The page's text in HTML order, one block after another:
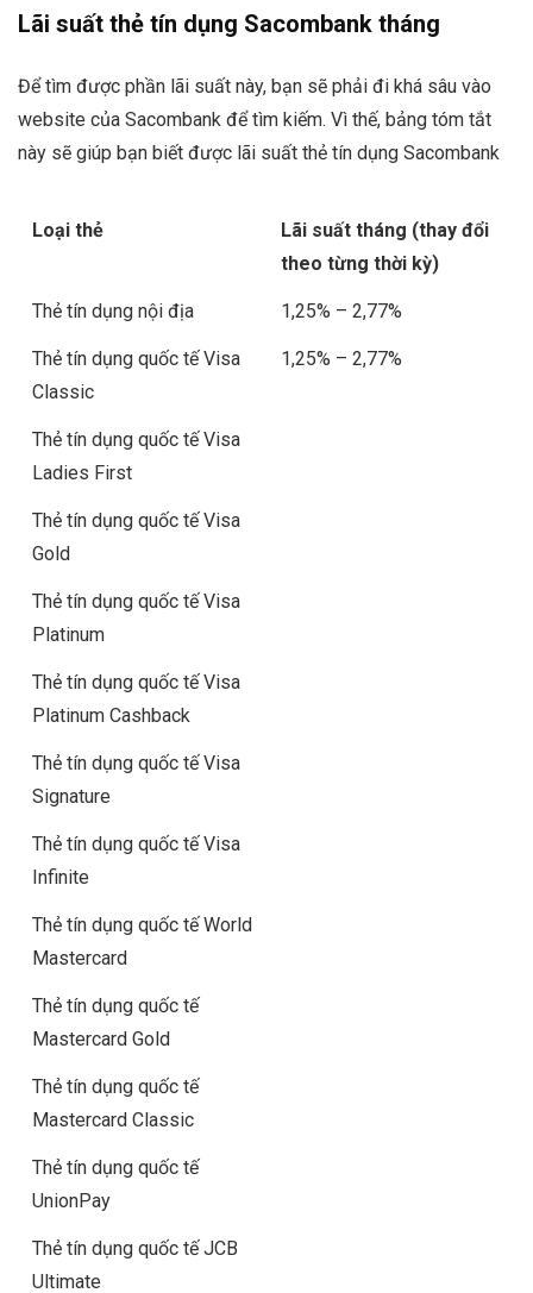
Lãi suất thẻ tín dụng Sacombank tháng
Để tìm được phần lãi suất này, bạn sẽ phải đi khá sâu vào
website của Sacombank để tìm kiếm. Vì thế, bảng tóm tắt
này sẽ giúp bạn biết được lãi suất thẻ tín dụng Sacombank
Loại thẻ
Lãi suất tháng (thay đổi
theo từng thời kỳ)
Thẻ tín dụng nội địa 1,25% – 2,77%
Thẻ tín dụng quốc tế Visa
Classic
1,25% – 2,77%
Thẻ tín dụng quốc tế Visa
Ladies First
Thẻ tín dụng quốc tế Visa
Gold
Thẻ tín dụng quốc tế Visa
Platinum
Thẻ tín dụng quốc tế Visa
Platinum Cashback
Thẻ tín dụng quốc tế Visa
Signature
Thẻ tín dụng quốc tế Visa
Infinite
Thẻ tín dụng quốc tế World
Mastercard
Thẻ tín dụng quốc tế
Mastercard Gold
Thẻ tín dụng quốc tế
Mastercard Classic
Thẻ tín dụng quốc tế
UnionPay
Thẻ tín dụng quốc tế JCB
Ultimate